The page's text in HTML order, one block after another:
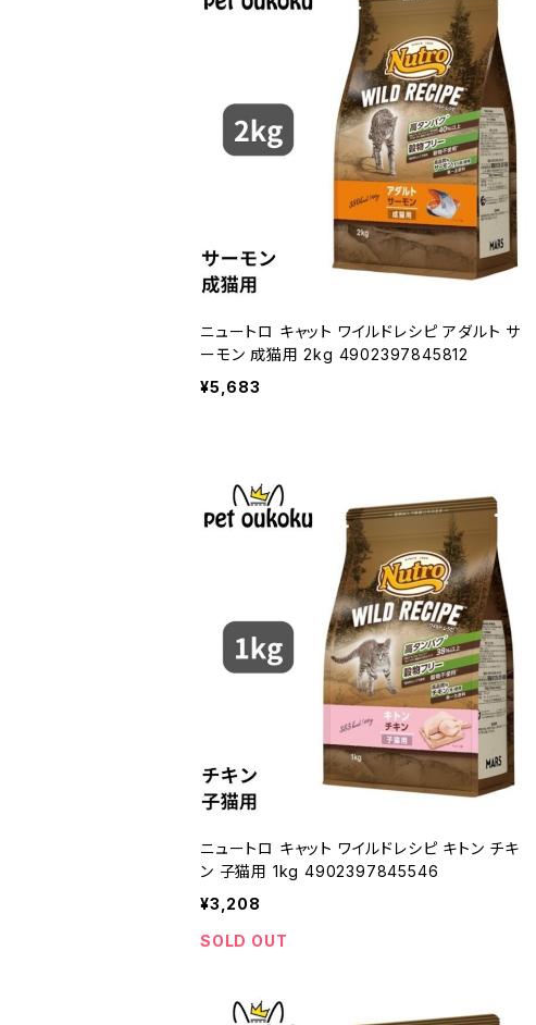
ニュートロ キャット ワイルドレシピ アダルト サ
ーモン 成猫用 2kg 4902397845812
¥5,683
ニュートロ キャット ワイルドレシピ キトン チキ
ン 子猫用 1kg 4902397845546
¥3,208
SOLD OUT